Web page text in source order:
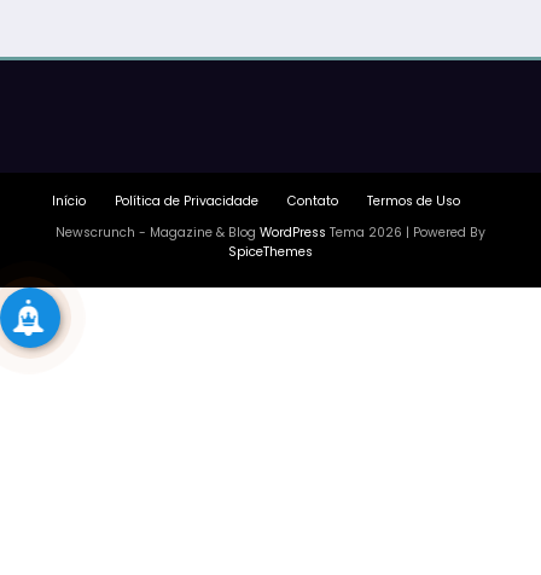
Início Política de Privacidade Contato
Termos de Uso
Newscrunch - Magazine & Blog WordPress Tema 2026 | Powered By
SpiceThemes